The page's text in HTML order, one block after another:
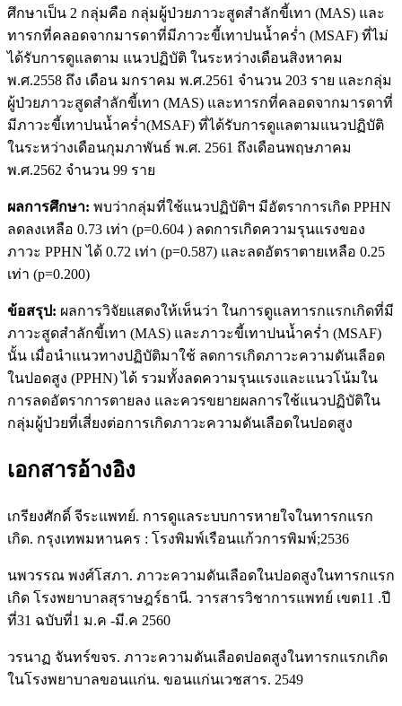
ศึกษาเป็น 2 กลุ่มคือ กลุ่มผู้ป่วยภาวะสูดสำลักขี้เทา (MAS) และ
ทารกที่คลอดจากมารดาที่มีภาวะขี้เทาปนน้ำคร่ำ (MSAF) ที่ไม่
ได้รับการดูแลตาม แนวปฏิบัติ ในระหว่างเดือนสิงหาคม
พ.ศ.2558 ถึง เดือน มกราคม พ.ศ.2561 จำนวน 203 ราย และกลุ่ม
ผู้ป่วยภาวะสูดสำลักขี้เทา (MAS) และทารกที่คลอดจากมารดาที่
มีภาวะขี้เทาปนน้ำคร่ำ(MSAF) ที่ได้รับการดูแลตามแนวปฏิบัติ
ในระหว่างเดือนกุมภาพันธ์ พ.ศ. 2561 ถึงเดือนพฤษภาคม
พ.ศ.2562 จำนวน 99 ราย
ผลการศึกษา: พบว่ากลุ่มที่ใช้แนวปฏิบัติฯ มีอัตราการเกิด PPHN
ลดลงเหลือ 0.73 เท่า (p=0.604 ) ลดการเกิดความรุนแรงของ
ภาวะ PPHN ได้ 0.72 เท่า (p=0.587) และลดอัตราตายเหลือ 0.25
เท่า (p=0.200)
ข้อสรุป: ผลการวิจัยแสดงให้เห็นว่า ในการดูแลทารกแรกเกิดที่มี
ภาวะสูดสำลักขี้เทา (MAS) และภาวะขี้เทาปนน้ำคร่ำ (MSAF)
นั้น เมื่อนำแนวทางปฏิบัติมาใช้ ลดการเกิดภาวะความดันเลือด
ในปอดสูง (PPHN) ได้ รวมทั้งลดความรุนแรงและแนวโน้มใน
การลดอัตราการตายลง และควรขยายผลการใช้แนวปฏิบัติใน
กลุ่มผู้ป่วยที่เสี่ยงต่อการเกิดภาวะความดันเลือดในปอดสูง
เอกสารอ้างอิง
เกรียงศักดิ์ จีระแพทย์. การดูแลระบบการหายใจในทารกแรก
เกิด. กรุงเทพมหานคร : โรงพิมพ์เรือนแก้วการพิมพ์;2536
นพวรรณ พงศ์โสภา. ภาวะความดันเลือดในปอดสูงในทารกแรก
เกิด โรงพยาบาลสุราษฎร์ธานี. วารสารวิชาการแพทย์ เขต11 .ปี
ที่31 ฉบับที่1 ม.ค -มี.ค 2560
วรนาฏ จันทร์ขจร. ภาวะความดันเลือดปอดสูงในทารกแรกเกิด
ในโรงพยาบาลขอนแก่น. ขอนแก่นเวชสาร. 2549